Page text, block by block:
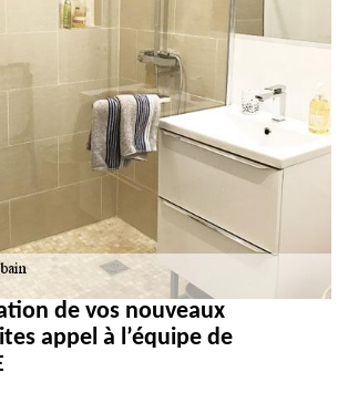
de vos nouveaux
appel à l’équipe de